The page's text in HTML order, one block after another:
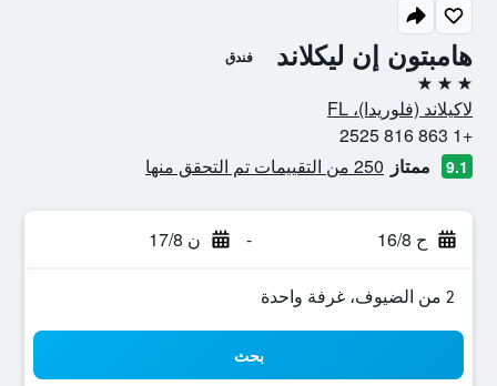
هامبتون إن ليكلاند فندق
3 نجوم
لاكيلاند (فلوريدا)، FL
+1 863 816 2525
9.1 ممتاز 250 من التقييمات تم التحقق منها
ح 16/8 - ن 17/8
2 من الضيوف، غرفة واحدة
بحث